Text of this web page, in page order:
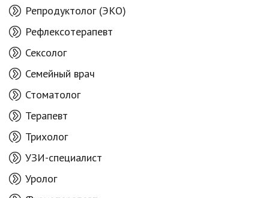
Репродуктолог (ЭКО)
Рефлексотерапевт
Сексолог
Семейный врач
Стоматолог
Терапевт
Трихолог
УЗИ-специалист
Уролог